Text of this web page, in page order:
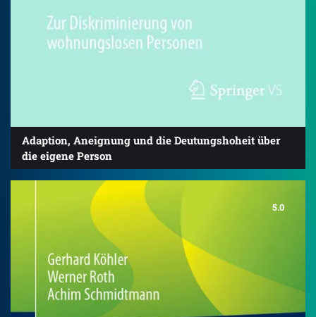
Adaption, Aneignung und die Deutungshoheit über
die eigene Person
5.0